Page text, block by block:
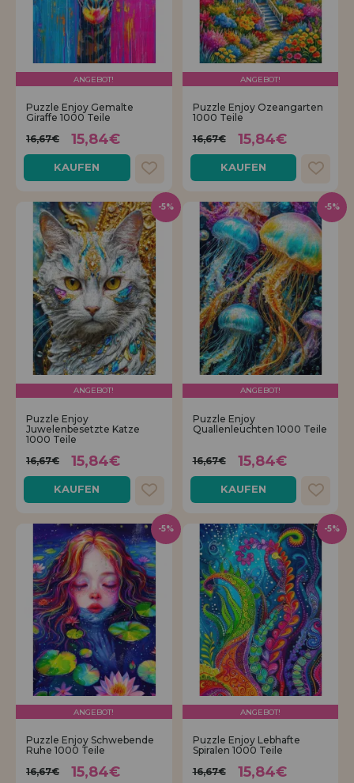
ANGEBOT!
Puzzle Enjoy Gemalte
Giraffe 1000 Teile
16,67€
15,84€
KAUFEN
ANGEBOT!
Puzzle Enjoy Ozeangarten
1000 Teile
16,67€
15,84€
KAUFEN
ANGEBOT!
Puzzle Enjoy
Juwelenbesetzte Katze
1000 Teile
16,67€
15,84€
KAUFEN
-5%
ANGEBOT!
Puzzle Enjoy
Quallenleuchten 1000 Teile
16,67€ 15,84€
KAUFEN
-5%
ANGEBOT!
Puzzle Enjoy Schwebende
Ruhe 1000 Teile
16,67€
15,84€
-5%
ANGEBOT!
Puzzle Enjoy Lebhafte
Spiralen 1000 Teile
16,67€
15,84€
-5%